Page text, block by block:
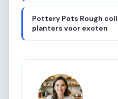
Pottery Pots Rough
planters voor exoten